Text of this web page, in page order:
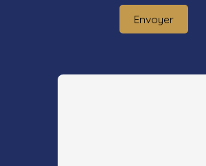
Envoyer